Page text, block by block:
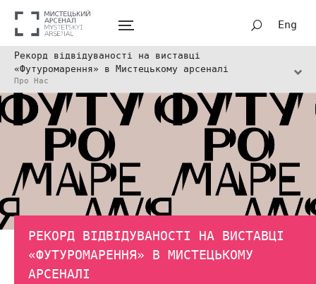
Eng
Рекорд відвідуваності на виставці
«Футуромарення» в Мистецькому арсеналі
Про Нас
РЕКОРД ВІДВІДУВАНОСТІ НА ВИСТАВЦІ
«ФУТУРОМАРЕННЯ» В МИСТЕЦЬКОМУ
АРСЕНАЛІ